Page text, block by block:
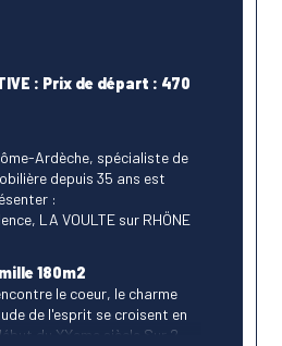
: Prix de départ : 470
Ardèche, spécialiste de
depuis 35 ans est
:
LA VOULTE sur RHÖNE
180m2
le coeur, le charme
de l'esprit se croisent en
du XXeme siècle.Sur 2